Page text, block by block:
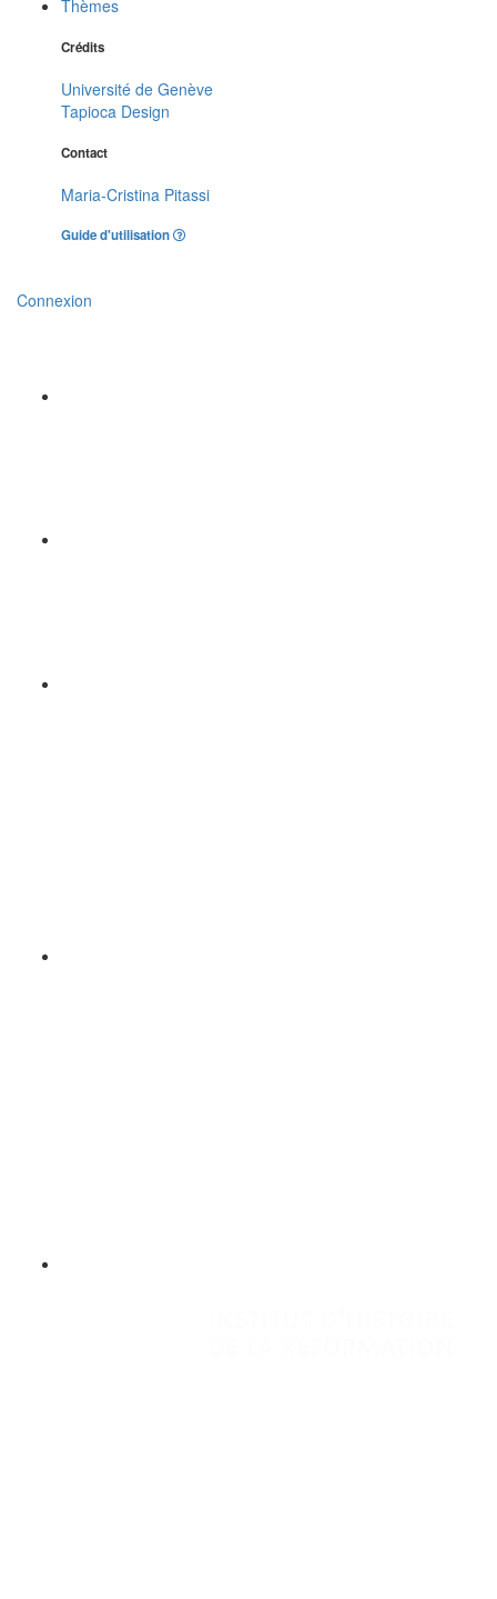
Thèmes
Crédits
Université de Genève
Tapioca Design
Contact
Maria-Cristina Pitassi
Guide d'utilisation
Connexion